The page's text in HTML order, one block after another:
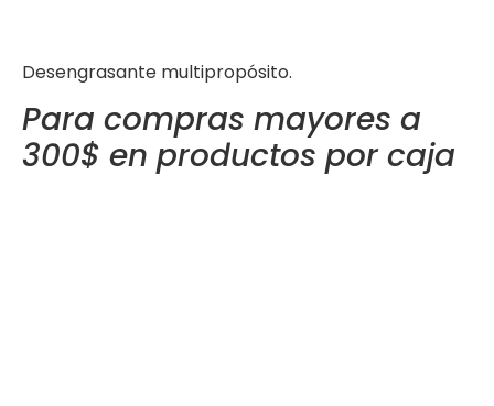
Desengrasante multipropósito.
Para compras mayores a
300$ en productos por caja